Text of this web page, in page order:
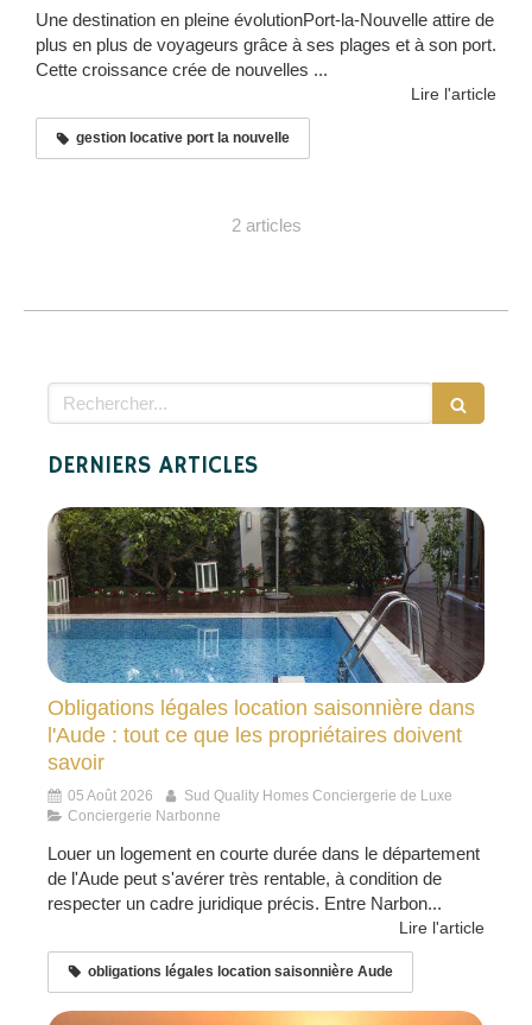
Une destination en pleine évolutionPort-la-Nouvelle attire de
plus en plus de voyageurs grâce à ses plages et à son port.
Cette croissance crée de nouvelles ...
Lire l'article
gestion locative port la nouvelle
2 articles
Rechercher
DERNIERS ARTICLES
Obligations légales location saisonnière dans
l'Aude : tout ce que les propriétaires doivent
savoir
05 Août 2026
Sud Quality Homes Conciergerie de Luxe
Conciergerie Narbonne
Louer un logement en courte durée dans le département
de l'Aude peut s'avérer très rentable, à condition de
respecter un cadre juridique précis. Entre Narbon...
Lire l'article
obligations légales location saisonnière Aude